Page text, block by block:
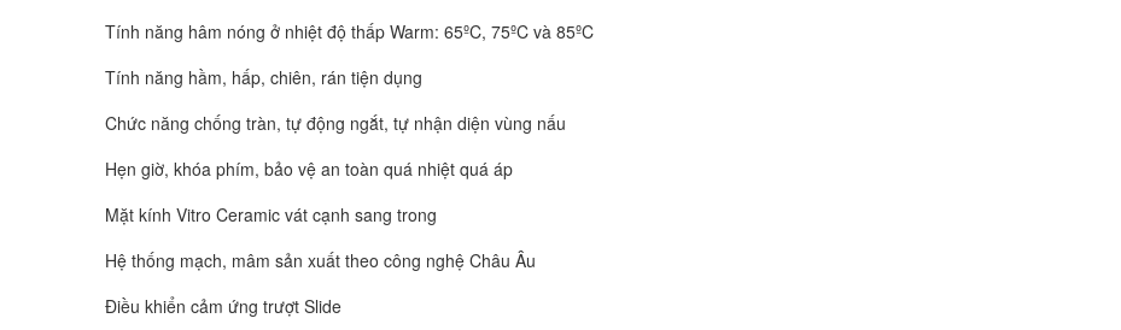
Tính năng hâm nóng ở nhiệt độ thấp Warm: 65ºC, 75ºC và 85ºC
Tính năng hầm, hấp, chiên, rán tiện dụng
Chức năng chống tràn, tự động ngắt, tự nhận diện vùng nấu
Hẹn giờ, khóa phím, bảo vệ an toàn quá nhiệt quá áp
Mặt kính Vitro Ceramic vát cạnh sang trong
Hệ thống mạch, mâm sản xuất theo công nghệ Châu Âu
Điều khiển cảm ứng trượt Slide